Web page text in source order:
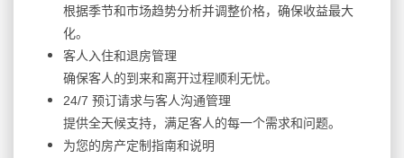
根据季节和市场趋势分析并调整价格，确保收益最大
化。
客人入住和退房管理
确保客人的到来和离开过程顺利无忧。
24/7 预订请求与客人沟通管理
提供全天候支持， 满足客人的每一个需求和问题。
为您的房产定制指南和说明